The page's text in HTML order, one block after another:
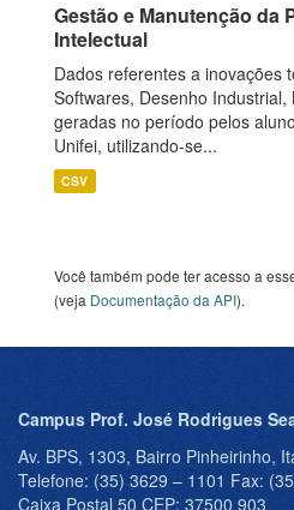
Gestão e Manutenção da
Intelectual
Dados referentes a inovações
Softwares, Desenho
geradas no período pelos
Unifei, utilizando-se...
CSV
Você também pode ter acesso a
(veja Documentação da API).
Campus Prof. José Rodrigues
Av. BPS, 1303, Bairro Pinheirinho,
Telefone: (35) 3629 – 1101 Fax:
Caixa Postal 50 CEP: 37500 903